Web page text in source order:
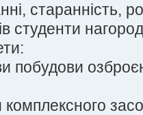
старанність,
студенти
побудови